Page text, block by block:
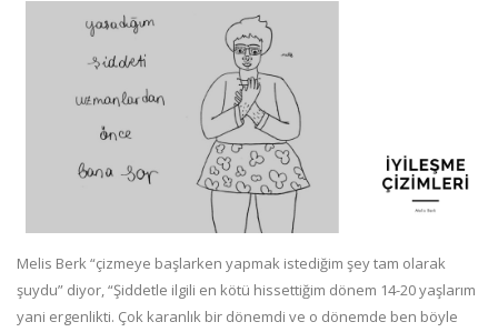
Melis Berk “çizmeye başlarken yapmak istediğim şey tam olarak
şuydu” diyor, “Şiddetle ilgili en kötü hissettiğim dönem 14-20 yaşlarım
yani ergenlikti. Çok karanlık bir dönemdi ve o dönemde ben böyle